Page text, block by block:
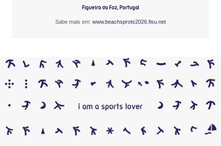
Figueira da Foz, Portugal
Sabe mais em: www.beachsprots2026.fisu.net